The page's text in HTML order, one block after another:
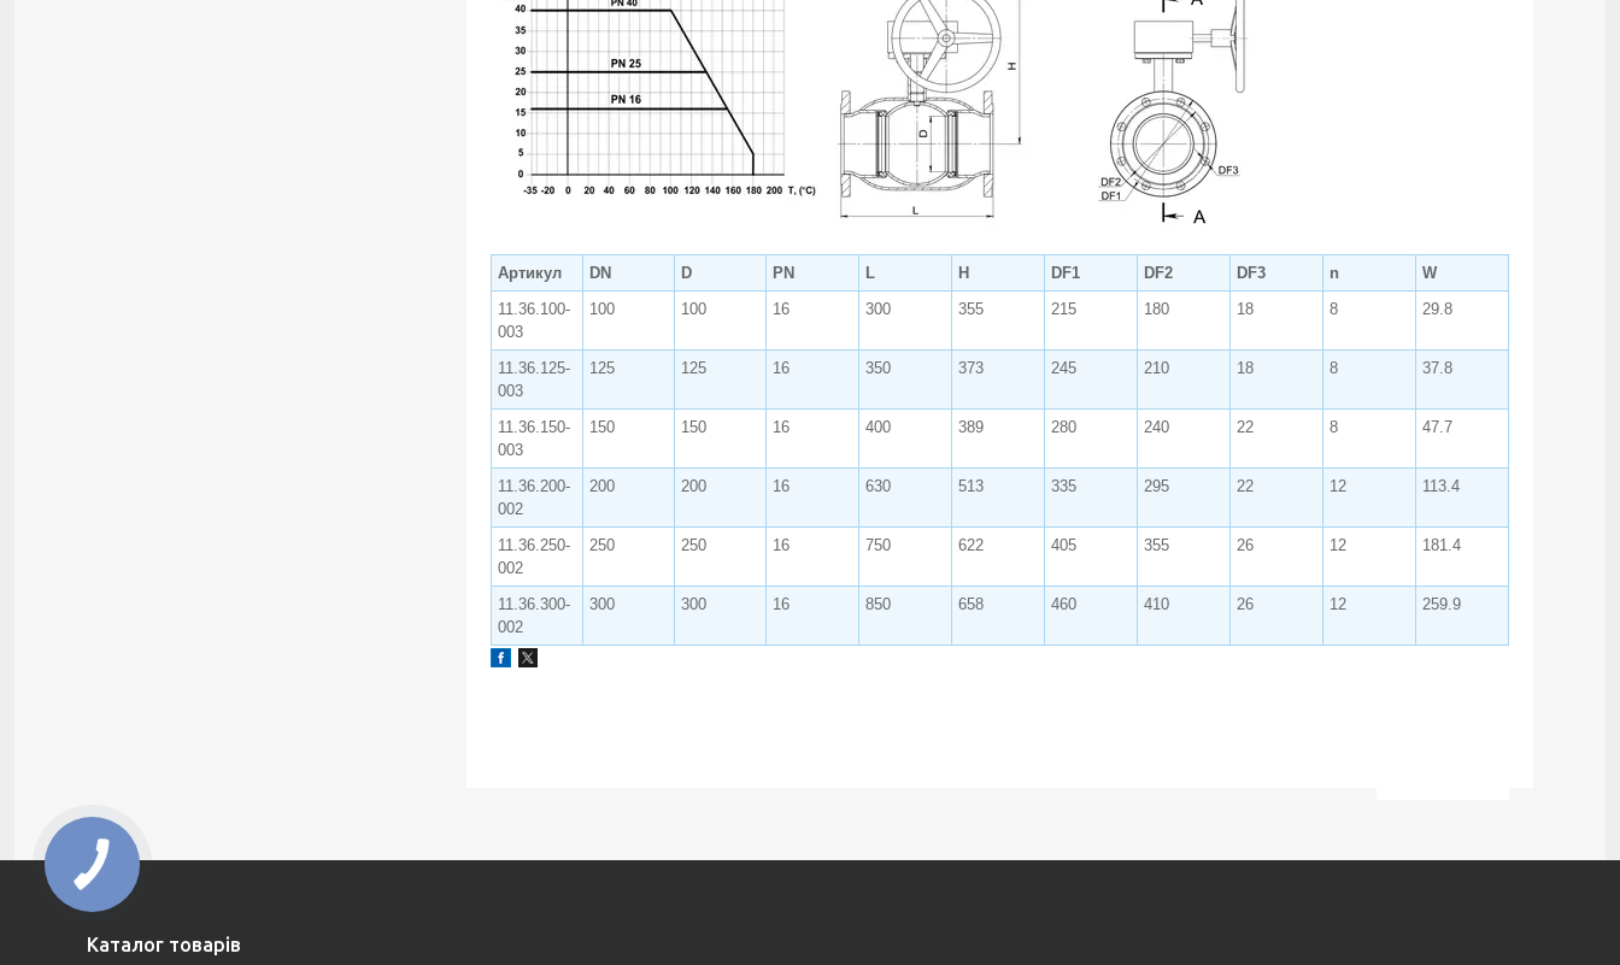
Артикул DN D PN L H DF1 DF2 DF3 n
W
11.36.100-
003
100 100 16 300 355 215 180 18 8 29.8
11.36.125-
003
125 125 16 350 373 245 210 18 8 37.8
11.36.150-
003
150 150 16 400 389 280 240 22 8 47.7
11.36.200-
002
200 200 16 630 513 335 295 22 12 113.4
11.36.250-
002
250 250 16 750 622 405 355 26 12 181.4
11.36.300-
002
300 300 16 850 658 460 410 26 12 259.9
Каталог товарів